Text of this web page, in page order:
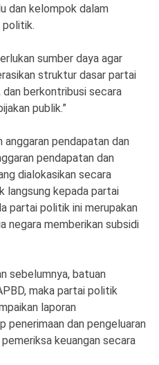
dan kelompok dalam
politik.
sumber daya agar
struktur dasar partai
berkontribusi secara
publik.”
pendapatan dan
pendapatan dan
dialokasikan secara
langsung kepada partai
partai politik ini merupakan
negara memberikan subsidi
sebelumnya, batuan
maka partai politik
laporan
penerimaan dan pengeluaran
keuangan secara